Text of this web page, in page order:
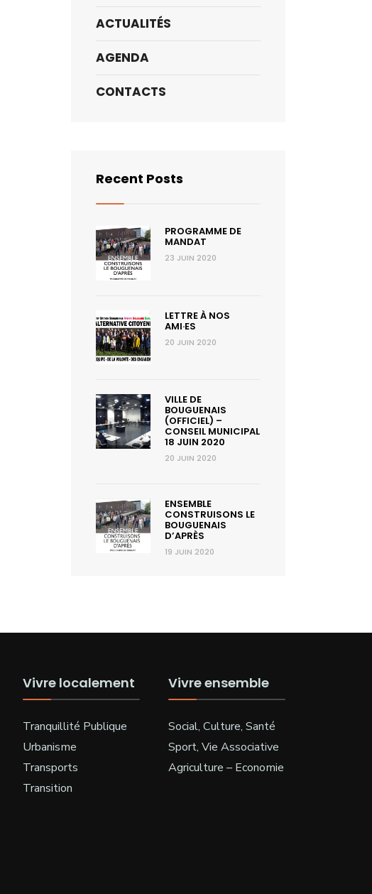
ACTUALITÉS
AGENDA
CONTACTS
Recent Posts
PROGRAMME DE
MANDAT
23 JUIN 2020
LETTRE À NOS
AMI·ES
20 JUIN 2020
VILLE DE
BOUGUENAIS
(OFFICIEL) –
CONSEIL MUNICIPAL
18 JUIN 2020
20 JUIN 2020
ENSEMBLE
CONSTRUISONS LE
BOUGUENAIS
D’APRÈS
19 JUIN 2020
Vivre localement
Tranquillité Publique
Urbanisme
Transports
Transition
Vivre ensemble
Social, Culture, Santé
Sport, Vie Associative
Agriculture – Economie